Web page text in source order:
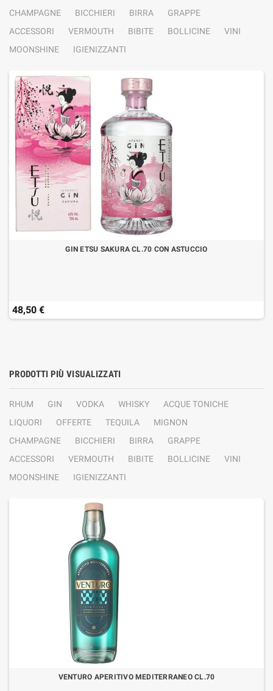
CHAMPAGNE
BICCHIERI BIRRA
GRAPPE
ACCESSORI
VERMOUTH BIBITE BOLLICINE
VINI
MOONSHINE
IGIENIZZANTI
GIN ETSU SAKURA CL.70 CON ASTUCCIO
48,50 €
PRODOTTI PIÙ VISUALIZZATI
RHUM GIN VODKA WHISKY
ACQUE TONICHE
LIQUORI
OFFERTE TEQUILA
MIGNON
CHAMPAGNE
BICCHIERI BIRRA
GRAPPE
ACCESSORI
VERMOUTH BIBITE BOLLICINE
VINI
MOONSHINE
IGIENIZZANTI
VENTURO APERITIVO MEDITERRANEO CL.70